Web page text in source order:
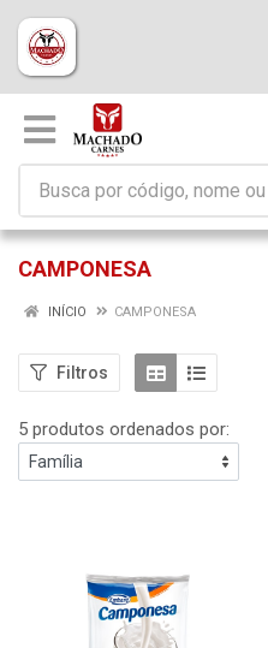
CAMPONESA
INÍCIO CAMPONESA
Filtros
5 produtos ordenados por: